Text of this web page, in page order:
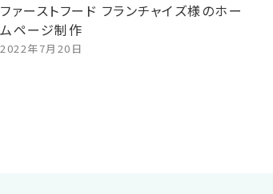
ファーストフード フランチャイズ様のホー
ムページ制作
2022年7月20日